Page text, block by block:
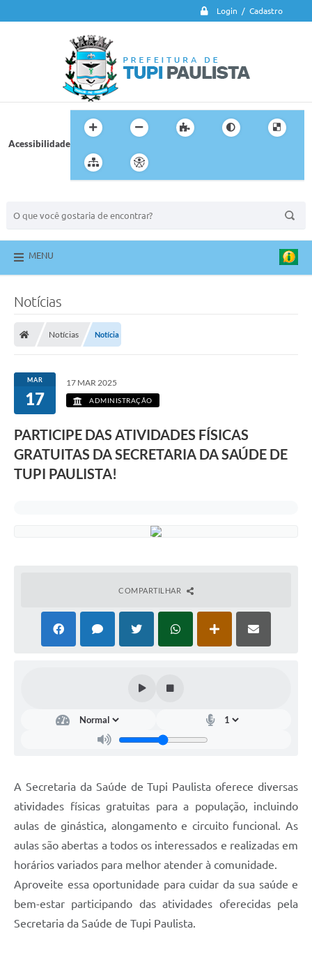
Login / Cadastro
Acessibilidade
MENU
Notícias
Notícias Notícia
MAR
17
17 MAR 2025
ADMINISTRAÇÃO
PARTICIPE DAS ATIVIDADES FÍSICAS
GRATUITAS DA SECRETARIA DA SAÚDE DE
TUPI PAULISTA!
COMPARTILHAR
A Secretaria da Saúde de Tupi Paulista oferece diversas
atividades físicas gratuitas para a população, incluindo
aulas de ginástica, alongamento e circuito funcional. As
aulas são abertas a todos os interessados e realizadas em
horários variados para melhor atender à comunidade.
Aproveite essa oportunidade para cuidar da sua saúde e
bem-estar participando das atividades oferecidas pela
Secretaria da Saúde de Tupi Paulista.